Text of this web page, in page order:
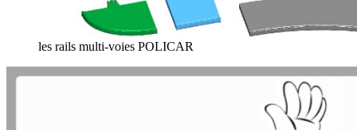
les rails multi-voies POLICAR